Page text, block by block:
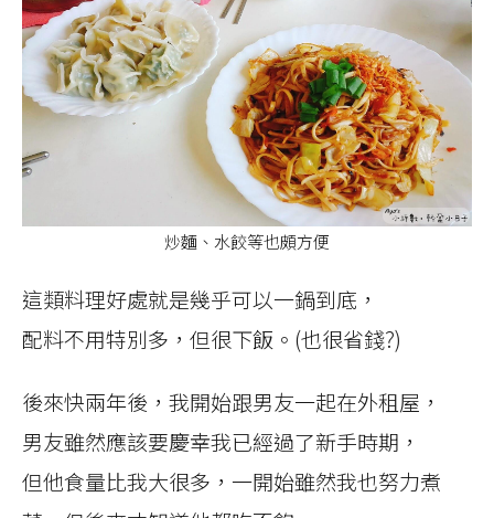
炒麵、水餃等也頗方便
這類料理好處就是幾乎可以一鍋到底，
配料不用特別多，但很下飯。(也很省錢?)
後來快兩年後，我開始跟男友一起在外租屋，
男友雖然應該要慶幸我已經過了新手時期，
但他食量比我大很多，一開始雖然我也努力煮